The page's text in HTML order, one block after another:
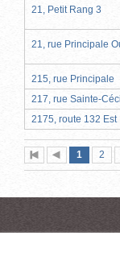
21, Petit Rang 3
21, rue Principale
215, rue Principale
217, rue Sainte-
2175, route 132 Est
Première
pageprécédente
Page
1 (page
2